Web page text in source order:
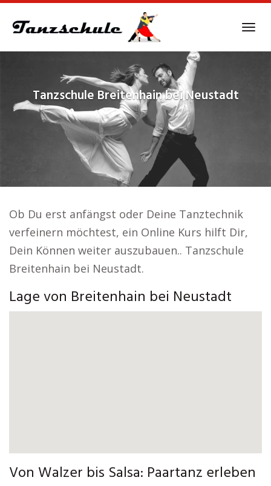
Tanzschule Breitenhain bei Neustadt
Ob Du erst anfängst oder Deine Tanztechnik
verfeinern möchtest, ein Online Kurs hilft Dir,
Dein Können weiter auszubauen.. Tanzschule
Breitenhain bei Neustadt.
Lage von Breitenhain bei Neustadt
Von Walzer bis Salsa: Paartanz erleben